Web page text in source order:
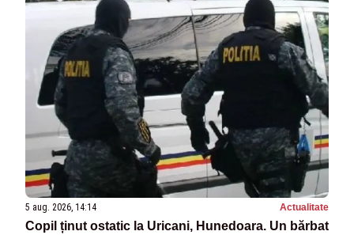
5 aug. 2026, 14:14 Actualitate
Copil ținut ostatic la Uricani, Hunedoara. Un bărbat